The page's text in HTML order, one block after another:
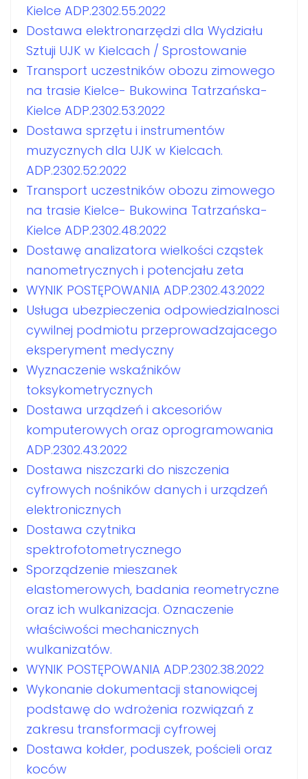
Kielce ADP.2302.55.2022
Dostawa elektronarzędzi dla Wydziału
Sztuji UJK w Kielcach / Sprostowanie
Transport uczestników obozu zimowego
na trasie Kielce- Bukowina Tatrzańska-
Kielce ADP.2302.53.2022
Dostawa sprzętu i instrumentów
muzycznych dla UJK w Kielcach.
ADP.2302.52.2022
Transport uczestników obozu zimowego
na trasie Kielce- Bukowina Tatrzańska-
Kielce ADP.2302.48.2022
Dostawę analizatora wielkości cząstek
nanometrycznych i potencjału zeta
WYNIK POSTĘPOWANIA ADP.2302.43.2022
Usługa ubezpieczenia odpowiedzialnosci
cywilnej podmiotu przeprowadzajacego
eksperyment medyczny
Wyznaczenie wskaźników
toksykometrycznych
Dostawa urządzeń i akcesoriów
komputerowych oraz oprogramowania
ADP.2302.43.2022
Dostawa niszczarki do niszczenia
cyfrowych nośników danych i urządzeń
elektronicznych
Dostawa czytnika
spektrofotometrycznego
Sporządzenie mieszanek
elastomerowych, badania reometryczne
oraz ich wulkanizacja. Oznaczenie
właściwości mechanicznych
wulkanizatów.
WYNIK POSTĘPOWANIA ADP.2302.38.2022
Wykonanie dokumentacji stanowiącej
podstawę do wdrożenia rozwiązań z
zakresu transformacji cyfrowej
Dostawa kołder, poduszek, pościeli oraz
koców